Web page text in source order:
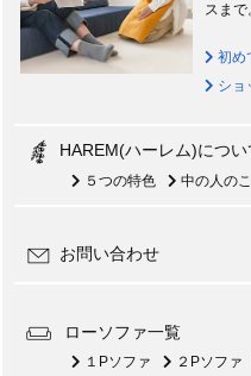
スまで
初め
ショ
HAREM(ハーレム)につい
５つの特色 中の人の
お問い合わせ
ローソファ一覧
１Pソファ ２Pソファ